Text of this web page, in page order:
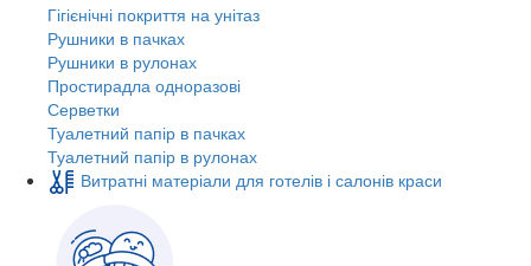
Гігієнічні покриття на унітаз
Рушники в пачках
Рушники в рулонах
Простирадла одноразові
Серветки
Туалетний папір в пачках
Туалетний папір в рулонах
Витратні матеріали для готелів і салонів краси